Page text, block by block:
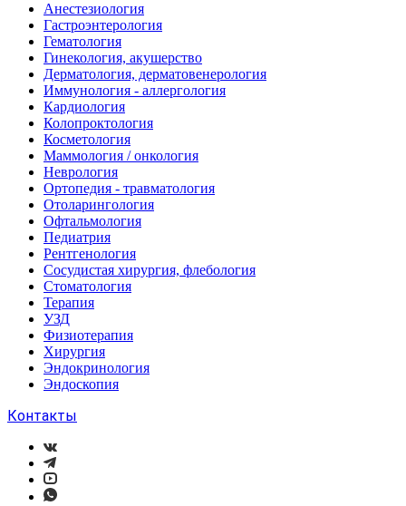
Анестезиология
Гастроэнтерология
Гематология
Гинекология, акушерство
Дерматология, дерматовенерология
Иммунология - аллергология
Кардиология
Колопроктология
Косметология
Маммология / онкология
Неврология
Ортопедия - травматология
Отоларингология
Офтальмология
Педиатрия
Рентгенология
Сосудистая хирургия, флебология
Стоматология
Терапия
УЗД
Физиотерапия
Хирургия
Эндокринология
Эндоскопия
Контакты